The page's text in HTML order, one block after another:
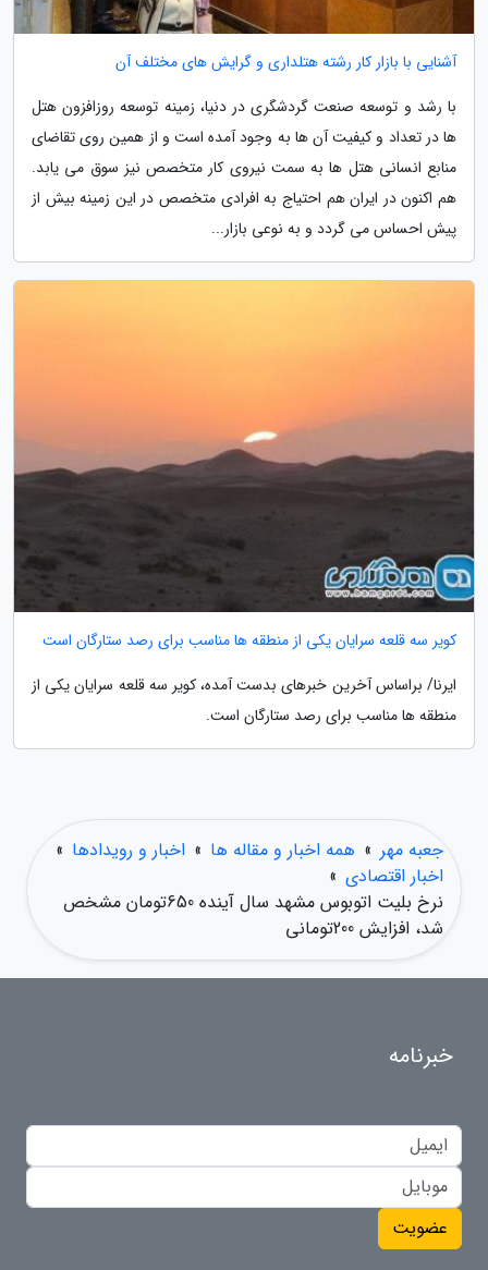
آشنایی با بازار کار رشته هتلداری و گرایش های مختلف آن
با رشد و توسعه صنعت گردشگری در دنیا، زمینه توسعه روزافزون هتل
ها در تعداد و کیفیت آن ها به وجود آمده است و از همین روی تقاضای
منابع انسانی هتل ها به سمت نیروی کار متخصص نیز سوق می یابد.
هم اکنون در ایران هم احتیاج به افرادی متخصص در این زمینه بیش از
پیش احساس می گردد و به نوعی بازار...
کویر سه قلعه سرایان یکی از منطقه ها مناسب برای رصد ستارگان است
ایرنا/ براساس آخرین خبرهای بدست آمده، کویر سه قلعه سرایان یکی از
منطقه ها مناسب برای رصد ستارگان است.
جعبه مهر » همه اخبار و مقاله ها » اخبار و رویدادها »
اخبار اقتصادی »
نرخ بلیت اتوبوس مشهد سال آینده 650تومان مشخص
شد، افزایش 200تومانی
خبرنامه
عضویت